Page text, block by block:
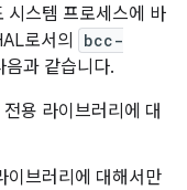
시스템 프로세스에 바
로서의
bcc-
음과 같습니다.
용 라이브러리에 대
이브러리에 대해서만